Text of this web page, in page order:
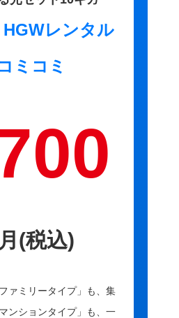
レンタル
ミコミ
(税込)
ァミリータイプ」も、集
ンションタイプ」も、一